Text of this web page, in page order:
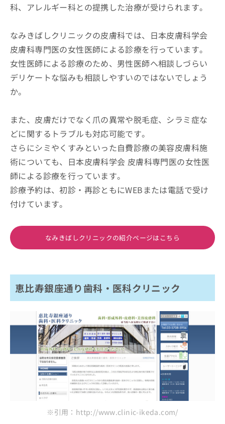
科、アレルギー科との提携した治療が受けられます。
なみきばしクリニックの皮膚科では、日本皮膚科学会
皮膚科専門医の女性医師による診療を行っています。
女性医師による診療のため、男性医師へ相談しづらい
デリケートな悩みも相談しやすいのではないでしょう
か。
また、皮膚だけでなく爪の異常や脱毛症、シラミ症な
どに関するトラブルも対応可能です。
さらにシミやくすみといった自費診療の美容皮膚科施
術についても、日本皮膚科学会 皮膚科専門医の女性医
師による診療を行っています。
診療予約は、初診・再診ともにWEBまたは電話で受け
付けています。
なみきばしクリニックの紹介ページはこちら
恵比寿銀座通り歯科・医科クリニック
※引用：http://www.clinic-ikeda.com/